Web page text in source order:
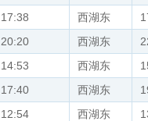
17:38 西湖东
20:20 西湖东
14:53 西湖东
17:40 西湖东
12:54 西湖东